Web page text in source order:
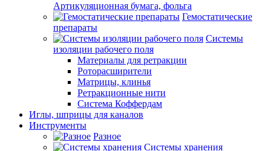
Артикуляционная бумага, фольга
Гемостатические
препараты
Системы
изоляции рабочего поля
Материалы для ретракции
Роторасширители
Матрицы, клинья
Ретракционные нити
Система Коффердам
Иглы, шприцы для каналов
Инструменты
Разное
Системы хранения